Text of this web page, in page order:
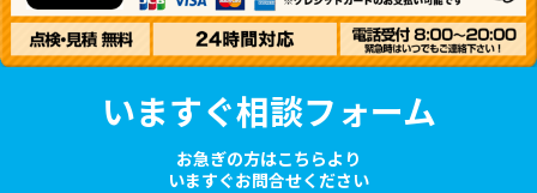
いますぐ相談フォーム
お急ぎの方はこちらより
いますぐお問合せください